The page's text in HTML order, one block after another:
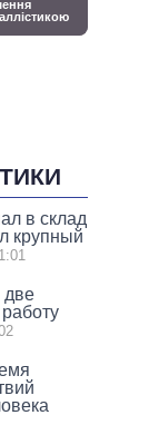
в склад
крупный
две